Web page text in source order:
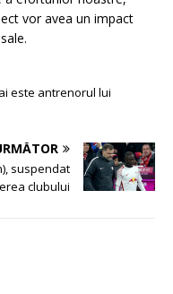
vor avea un impact
este antrenorul lui
suspendat
clubului